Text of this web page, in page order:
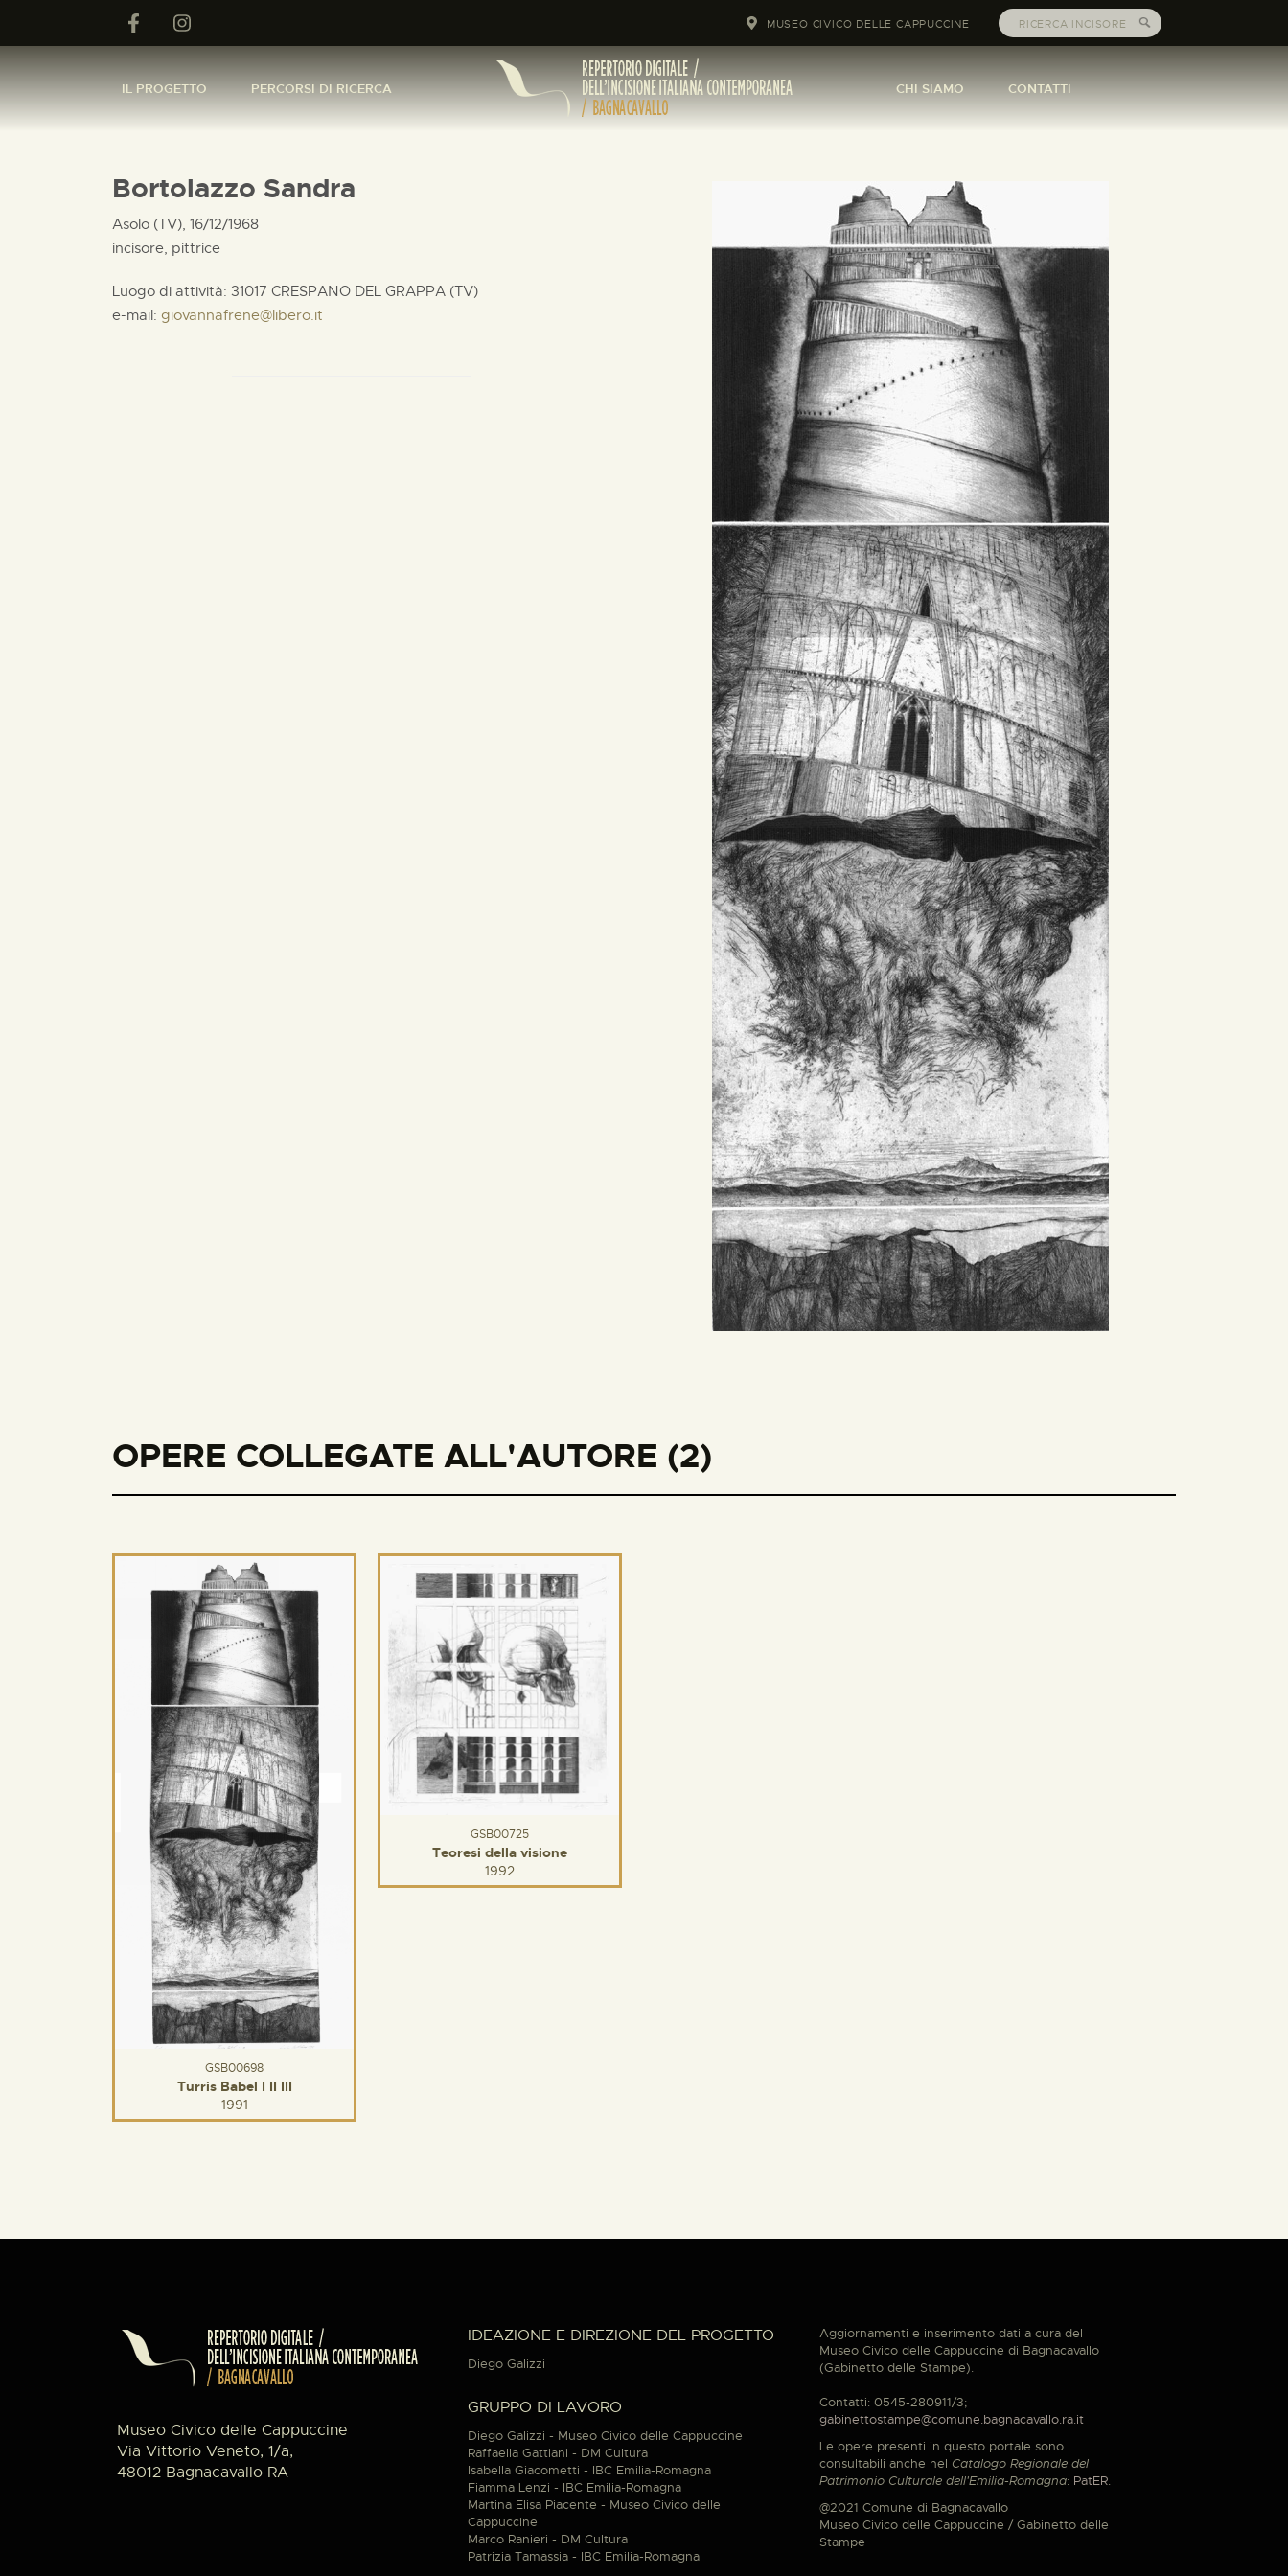
MUSEO CIVICO DELLE CAPPUCCINE
IL PROGETTO PERCORSI DI RICERCA CHI SIAMO CONTATTI
Bortolazzo Sandra
Asolo (TV), 16/12/1968
incisore, pittrice
Luogo di attività: 31017 CRESPANO DEL GRAPPA (TV)
e-mail: giovannafrene@libero.it
OPERE COLLEGATE ALL'AUTORE (2)
GSB00698
Turris Babel I II III
1991
GSB00725
Teoresi della visione
1992
Museo Civico delle Cappuccine
Via Vittorio Veneto, 1/a,
48012 Bagnacavallo RA
IDEAZIONE E DIREZIONE DEL PROGETTO
Diego Galizzi
GRUPPO DI LAVORO
Diego Galizzi - Museo Civico delle Cappuccine
Raffaella Gattiani - DM Cultura
Isabella Giacometti - IBC Emilia-Romagna
Fiamma Lenzi - IBC Emilia-Romagna
Martina Elisa Piacente - Museo Civico delle
Cappuccine
Marco Ranieri - DM Cultura
Patrizia Tamassia - IBC Emilia-Romagna
Aggiornamenti e inserimento dati a cura del
Museo Civico delle Cappuccine di Bagnacavallo
(Gabinetto delle Stampe).
Contatti: 0545-280911/3;
gabinettostampe@comune.bagnacavallo.ra.it
Le opere presenti in questo portale sono
consultabili anche nel Catalogo Regionale del
Patrimonio Culturale dell'Emilia-Romagna: PatER.
@2021 Comune di Bagnacavallo
Museo Civico delle Cappuccine / Gabinetto delle
Stampe